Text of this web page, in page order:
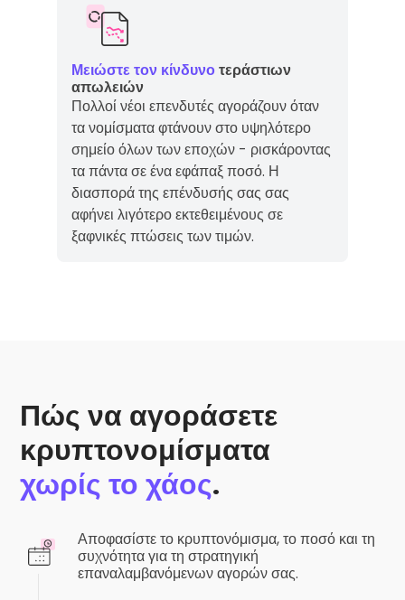
Μειώστε τον κίνδυνο τεράστιων
απωλειών
Πολλοί νέοι επενδυτές αγοράζουν όταν
τα νομίσματα φτάνουν στο υψηλότερο
σημείο όλων των εποχών - ρισκάροντας
τα πάντα σε ένα εφάπαξ ποσό. Η
διασπορά της επένδυσής σας σας
αφήνει λιγότερο εκτεθειμένους σε
ξαφνικές πτώσεις των τιμών.
Πώς να αγοράσετε
κρυπτονομίσματα
χωρίς το χάος.
Αποφασίστε το κρυπτονόμισμα, το ποσό και τη
συχνότητα για τη στρατηγική
επαναλαμβανόμενων αγορών σας.